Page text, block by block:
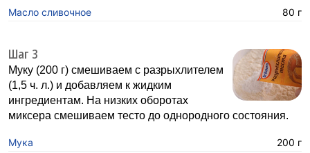
Масло сливочное 80 г
Шаг 3
Муку (200 г) смешиваем с разрыхлителем
(1,5 ч. л.) и добавляем к жидким
ингредиентам. На низких оборотах
миксера смешиваем тесто до однородного состояния.
Мука 200 г